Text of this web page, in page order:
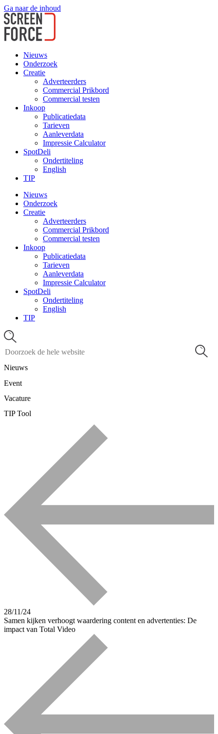
Ga naar de inhoud
Nieuws
Onderzoek
Creatie
Adverteerders
Commercial Prikbord
Commercial testen
Inkoop
Publicatiedata
Tarieven
Aanleverdata
Impressie Calculator
SpotDeli
Ondertiteling
English
TIP
Nieuws
Onderzoek
Creatie
Adverteerders
Commercial Prikbord
Commercial testen
Inkoop
Publicatiedata
Tarieven
Aanleverdata
Impressie Calculator
SpotDeli
Ondertiteling
English
TIP
Nieuws
Event
Vacature
TIP Tool
28/11/24
Samen kijken verhoogt waardering content en advertenties: De
impact van Total Video